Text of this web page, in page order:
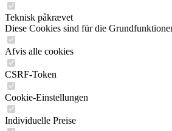
Teknisk påkrævet
Diese Cookies sind für die
Afvis alle cookies
CSRF-Token
Cookie-Einstellungen
Individuelle Preise